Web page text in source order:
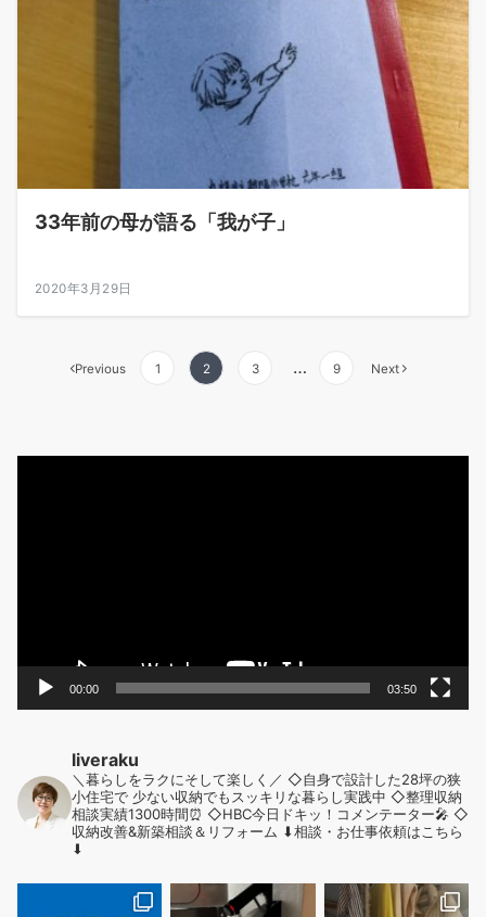
33年前の母が語る「我が子」
2020年3月29日
Previous 1 2 3 … 9 Next
00:00 03:50
liveraku
＼暮らしをラクにそして楽しく／ ◇自身で設計した28坪の狭
小住宅で 少ない収納でもスッキリな暮らし実践中 ◇整理収納
相談実績1300時間⏰ ◇HBC今日ドキッ！コメンテーター🎤 ◇
収納改善&新築相談＆リフォーム ⬇︎相談・お仕事依頼はこちら
⬇︎